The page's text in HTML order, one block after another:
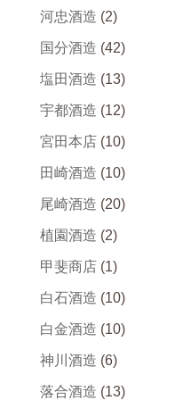
河忠酒造 (2)
国分酒造 (42)
塩田酒造 (13)
宇都酒造 (12)
宮田本店 (10)
田崎酒造 (10)
尾崎酒造 (20)
植園酒造 (2)
甲斐商店 (1)
白石酒造 (10)
白金酒造 (10)
神川酒造 (6)
落合酒造 (13)